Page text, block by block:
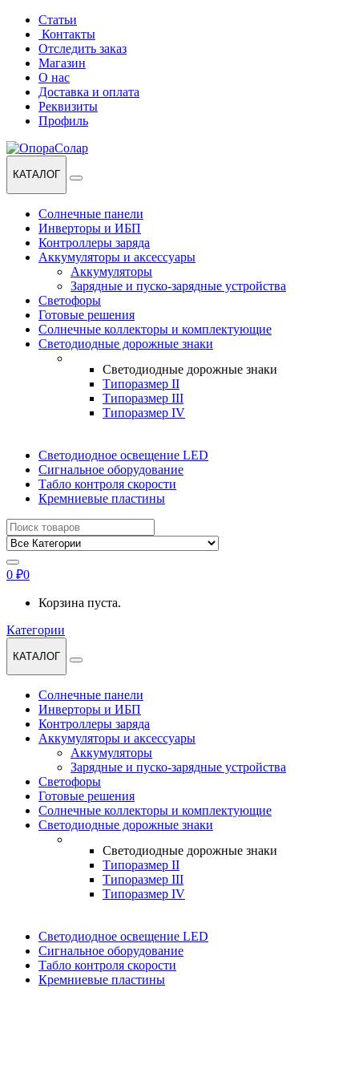
Перейти
навигации
Перейти
содержанию
Статьи
Контакты
Отследить заказ
Магазин
О нас
Доставка и оплата
Реквизиты
Профиль
КАТАЛОГ
Солнечные панели
Инверторы и ИБП
Контроллеры заряда
Аккумуляторы и аксессуары
Аккумуляторы
Зарядные и пуско-зарядные устройства
Светофоры
Готовые решения
Солнечные коллекторы и комплектующие
Светодиодные дорожные знаки
Светодиодные дорожные знаки
Типоразмер II
Типоразмер III
Типоразмер IV
Светодиодное освещение LED
Сигнальное оборудование
Табло контроля скорости
Кремниевые пластины
Найти:
0 ₽0
Корзина пуста.
Категории
КАТАЛОГ
Солнечные панели
Инверторы и ИБП
Контроллеры заряда
Аккумуляторы и аксессуары
Аккумуляторы
Зарядные и пуско-зарядные устройства
Светофоры
Готовые решения
Солнечные коллекторы и комплектующие
Светодиодные дорожные знаки
Светодиодные дорожные знаки
Типоразмер II
Типоразмер III
Типоразмер IV
Светодиодное освещение LED
Сигнальное оборудование
Табло контроля скорости
Кремниевые пластины